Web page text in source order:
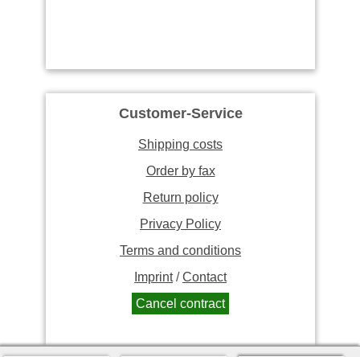
Customer-Service
Shipping costs
Order by fax
Return policy
Privacy Policy
Terms and conditions
Imprint/Contact
Cancel contract